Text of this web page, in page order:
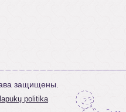
защищены.
politika